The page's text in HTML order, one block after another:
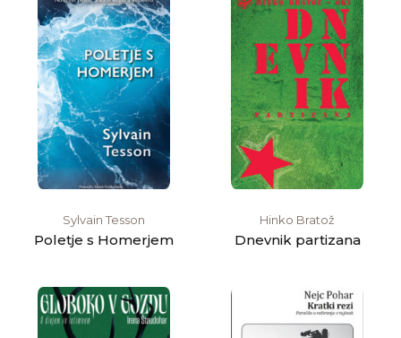
Sylvain Tesson
Poletje s Homerjem
Hinko Bratož
Dnevnik partizana